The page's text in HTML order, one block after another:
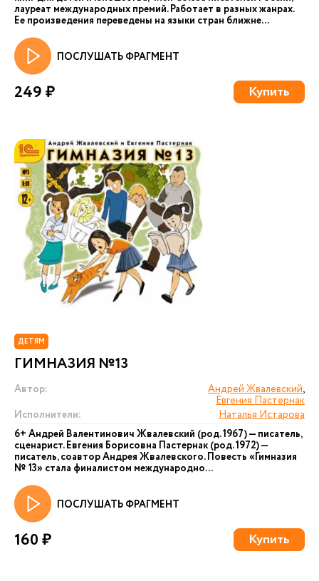
лауреат международных премий. Работает в разных жанрах.
Ее произведения переведены на языки стран ближне...
ПОСЛУШАТЬ ФРАГМЕНТ
249 ₽ Купить
ДЕТЯМ
ГИМНАЗИЯ №13
Автор: Андрей Жвалевский,
Евгения Пастернак
Исполнители:
Наталья Истарова
6+ Андрей Валентинович Жвалевский (род. 1967) — писатель,
сценарист. Евгения Борисовна Пастернак (род. 1972) —
писатель, соавтор Андрея Жвалевского. Повесть «Гимназия
№ 13» стала финалистом международно...
ПОСЛУШАТЬ ФРАГМЕНТ
160 ₽ Купить